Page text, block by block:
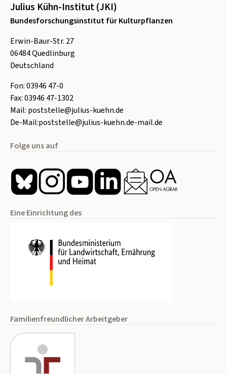
Julius Kühn-Institut (JKI)
Bundesforschungsinstitut für Kulturpflanzen
Erwin-Baur-Str. 27
06484Quedlinburg
Deutschland
Fon:03946 47-0
Fax:03946 47-1302
Mail: poststelle@julius-kuehn.de
De-Mail:poststelle@julius-kuehn.de-mail.de
Folge uns auf
Eine Einrichtung des
Familienfreundlicher Arbeitgeber